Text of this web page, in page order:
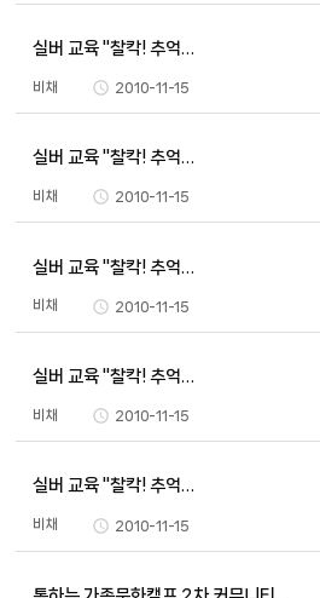
실버 교육 "찰칵! 추억…
비채 2010-11-15
실버 교육 "찰칵! 추억…
비채 2010-11-15
실버 교육 "찰칵! 추억…
비채 2010-11-15
실버 교육 "찰칵! 추억…
비채 2010-11-15
실버 교육 "찰칵! 추억…
비채 2010-11-15